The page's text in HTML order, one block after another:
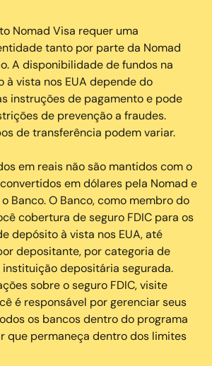
Nomad Visa requer uma
tanto por parte da Nomad
A disponibilidade de fundos na
à vista nos EUA depende do
instruções de pagamento e pode
de prevenção a fraudes.
de transferência podem variar.
em reais não são mantidos com o
em dólares pela Nomad e
Banco. O Banco, como membro do
cobertura de seguro FDIC para os
depósito à vista nos EUA, até
depositante, por categoria de
depositária segurada.
sobre o seguro FDIC, visite
é responsável por gerenciar seus
os bancos dentro do programa
que permaneça dentro dos limites